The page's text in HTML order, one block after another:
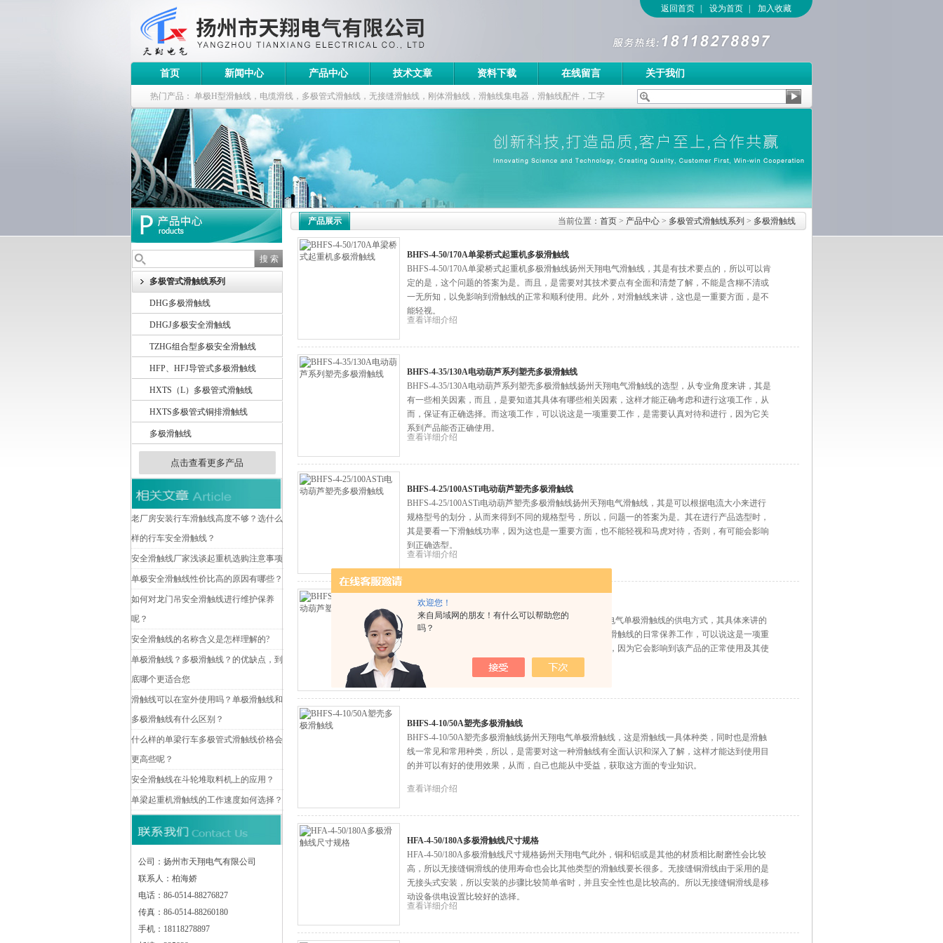
欢迎您！
来自局域网的朋友！有什么可以帮助您的
吗？
扬州市天翔电气有限公司
返回首页 设为首页 加入收藏
首页 新闻中心 产品中心 技术文章 资料下载 在线留言 关于我们
热门产品： 单极H型滑触线，电缆滑线，多极管式滑触线，无接缝滑触线，刚体滑触线，滑触线集电器，滑触线配件，工字
钢电缆滑车
多极管式滑触线系列
DHG多极滑触线
DHGJ多极安全滑触线
TZHG组合型多极安全滑触线
HFP、HFJ导管式多极滑触线
HXTS（L）多极管式滑触线
HXTS多极管式铜排滑触线
多极滑触线
点击查看更多产品
老厂房安装行车滑触线高度不够？选什么
样的行车安全滑触线？
安全滑触线厂家浅谈起重机选购注意事项
单极安全滑触线性价比高的原因有哪些？
如何对龙门吊安全滑触线进行维护保养
呢？
安全滑触线的名称含义是怎样理解的?
单极滑触线？多极滑触线？的优缺点，到
底哪个更适合您
滑触线可以在室外使用吗？单极滑触线和
多极滑触线有什么区别？
什么样的单梁行车多极管式滑触线价格会
更高些呢？
安全滑触线在斗轮堆取料机上的应用？
单梁起重机滑触线的工作速度如何选择？
公司：扬州市天翔电气有限公司
联系人：柏海娇
电话：86-0514-88276827
传真：86-0514-88260180
手机：18118278897
产品展示 当前位置： 首页 > 产品中心 > 多极管式滑触线系列 > 多极滑触线
BHFS-4-50/170A单梁桥式起重机多极滑触线
BHFS-4-50/170A单梁桥式起重机多极滑触线扬州天翔电气滑触线，其是有技术要点的，所以可以肯
定的是，这个问题的答案为是。而且，是需要对其技术要点有全面和清楚了解，不能是含糊不清或
一无所知，以免影响到滑触线的正常和顺利使用。此外，对滑触线来讲，这也是一重要方面，是不
能轻视。
查看详细介绍
BHFS-4-35/130A电动葫芦系列塑壳多极滑触线
BHFS-4-35/130A电动葫芦系列塑壳多极滑触线扬州天翔电气滑触线的选型，从专业角度来讲，其是
有一些相关因素，而且，是要知道其具体有哪些相关因素，这样才能正确考虑和进行这项工作，从
而，保证有正确选择。而这项工作，可以说这是一项重要工作，是需要认真对待和进行，因为它关
系到产品能否正确使用。
查看详细介绍
BHFS-4-25/100ASTi电动葫芦塑壳多极滑触线
BHFS-4-25/100ASTi电动葫芦塑壳多极滑触线扬州天翔电气滑触线，其是可以根据电流大小来进行
规格型号的划分，从而来得到不同的规格型号，所以，问题一的答案为是。其在进行产品选型时，
其是要看一下滑触线功率，因为这也是一重要方面，也不能轻视和马虎对待，否则，有可能会影响
到正确选型。
查看详细介绍
BHFS-4-16/80A冶金电动葫芦塑壳多极滑触线
BHFS-4-16/80A冶金电动葫芦塑壳多极滑触线扬州天翔电气单极滑触线的供电方式，其具体来讲的
话，其是有的滑触线集电装置，通过它来进行供电。而滑触线的日常保养工作，可以说这是一项重
要工作，是需要认真对待和进行，不能轻视和马虎对待，因为它会影响到该产品的正常使用及其使
用寿命。
查看详细介绍
BHFS-4-10/50A塑壳多极滑触线
BHFS-4-10/50A塑壳多极滑触线扬州天翔电气单极滑触线，这是滑触线一具体种类，同时也是滑触
线一常见和常用种类，所以，是需要对这一种滑触线有全面认识和深入了解，这样才能达到使用目
的并可以有好的使用效果，从而，自己也能从中受益，获取这方面的专业知识。
查看详细介绍
HFA-4-50/180A多极滑触线尺寸规格
HFA-4-50/180A多极滑触线尺寸规格扬州天翔电气此外，铜和铝或是其他的材质相比耐磨性会比较
高，所以无接缝铜滑线的使用寿命也会比其他类型的滑触线要长很多。无接缝铜滑线由于采用的是
无接头式安装，所以安装的步骤比较简单省时，并且安全性也是比较高的。所以无接缝铜滑线是移
动设备供电设置比较好的选择。
查看详细介绍